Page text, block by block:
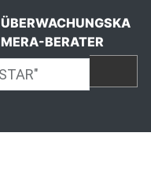
ÜBERWACHUNGSKA
MERA-BERATER